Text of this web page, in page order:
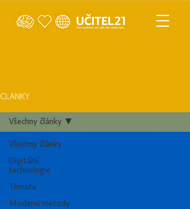
ČLÁNKY
Všechny články
Digitální
technologie
Témata
Moderní metody
Všechny články